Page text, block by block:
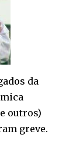
da
outros)
greve.